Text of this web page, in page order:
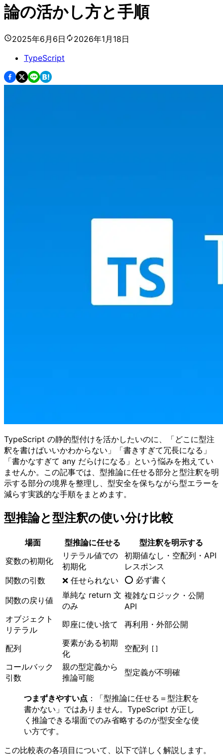
論の活かし方と手順
2025年6月6日
2026年1月18日
TypeScript
TypeScript の静的型付けを活かしたいのに、「どこに型注
釈を書けばいいかわからない」「書きすぎて冗長になる」
「書かなすぎて any だらけになる」という悩みを抱えてい
ませんか。この記事では、型推論に任せる部分と型注釈を明
示する部分の境界を整理し、型安全を保ちながら型エラーを
減らす実践的な手順をまとめます。
型推論と型注釈の使い分け比較
場面 型推論に任せる
型注釈を明示する
変数の初期化
リテラル値での
初期化
初期値なし・空配列・API
レスポンス
関数の引数
❌ 任せられない ⭕ 必ず書く
関数の戻り値
単純な return 文
のみ
複雑なロジック・公開
API
オブジェクト
リテラル
即座に使い捨て 再利用・外部公開
配列
要素がある初期
化
空配列
コールバック
引数
親の型定義から
推論可能
型定義が不明確
つまずきやすい点 ：「型推論に任せる＝型注釈を
書かない」ではありません。TypeScript が正し
く推論できる場面でのみ省略するのが型安全な使
い方です。
この比較表の各項目について、以下で詳しく解説します。